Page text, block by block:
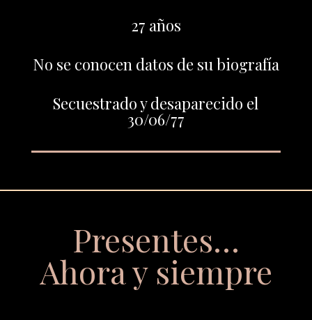
27 años
No se conocen datos de su biografía
Secuestrado y desaparecido el
30/06/77
Presentes…
Ahora y siempre